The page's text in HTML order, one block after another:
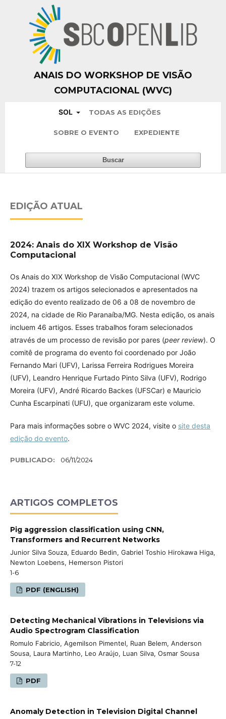
ANAIS DO WORKSHOP DE VISÃO
COMPUTACIONAL (WVC)
SOL TODAS AS EDIÇÕES
SOBRE O EVENTO EXPEDIENTE
Buscar
EDIÇÃO ATUAL
2024: Anais do XIX Workshop de Visão
Computacional
Os Anais do XIX Workshop de Visão Computacional (WVC
2024) trazem os artigos selecionados e apresentados na
edição do evento realizado de 06 a 08 de novembro de
2024, na cidade de Rio Paranaíba/MG. Nesta edição, os anais
incluem 46 artigos. Esses trabalhos foram selecionados
através de um processo de revisão por pares (peer review). O
comitê de programa do evento foi coordenado por João
Fernando Mari (UFV), Larissa Ferreira Rodrigues Moreira
(UFV), Leandro Henrique Furtado Pinto Silva (UFV), Rodrigo
Moreira (UFV), André Ricardo Backes (UFSCar) e Mauricio
Cunha Escarpinati (UFU), que organizaram este volume.
Para mais informações sobre o WVC 2024, visite o site desta
edição do evento.
PUBLICADO: 06/11/2024
ARTIGOS COMPLETOS
Pig aggression classification using CNN,
Transformers and Recurrent Networks
Junior Silva Souza, Eduardo Bedin, Gabriel Toshio Hirokawa Higa,
Newton Loebens, Hemerson Pistori
1-6
PDF (ENGLISH)
Detecting Mechanical Vibrations in Televisions via
Audio Spectrogram Classification
Romulo Fabricio, Agemilson Pimentel, Ruan Belem, Anderson
Sousa, Laura Martinho, Leo Araújo, Luan Silva, Osmar Sousa
7-12
PDF
Anomaly Detection in Television Digital Channel